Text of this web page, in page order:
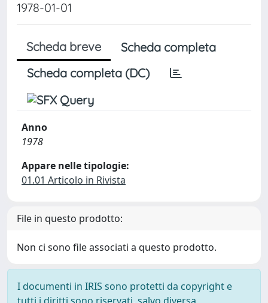
1978-01-01
Scheda breve
Scheda completa
Scheda completa (DC)
Anno
1978
Appare nelle tipologie:
01.01 Articolo in Rivista
File in questo prodotto:
Non ci sono file associati a questo prodotto.
I documenti in IRIS sono protetti da copyright e